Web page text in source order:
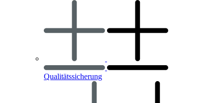
Qualitätssicherung